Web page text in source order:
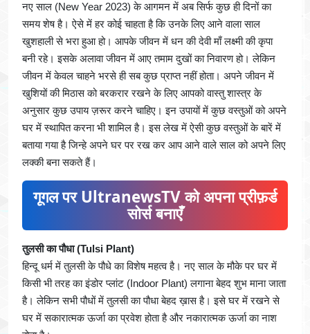
नए साल (New Year 2023) के आगमन में अब सिर्फ कुछ ही दिनों का
समय शेष है। ऐसे में हर कोई चाहता है कि उनके लिए आने वाला साल
खुशहाली से भरा हुआ हो। आपके जीवन में धन की देवी माँ लक्ष्मी की कृपा
बनी रहे। इसके अलावा जीवन में आए तमाम दुखों का निवारण हो। लेकिन
जीवन में केवल चाहने भरसे ही सब कुछ प्राप्त नहीं होता। अपने जीवन में
खुशियों की मिठास को बरकरार रखने के लिए आपको वास्तु शास्त्र के
अनुसार कुछ उपाय ज़रूर करने चाहिए। इन उपायों में कुछ वस्तुओं को अपने
घर में स्थापित करना भी शामिल है। इस लेख में ऐसी कुछ वस्तुओं के बारें में
बताया गया है जिन्हे अपने घर पर रख कर आप आने वाले साल को अपने लिए
लक्की बना सकते हैं।
गूगल पर UltranewsTV को अपना प्रीफ़र्ड
सोर्स बनाएँ
तुलसी का पौधा (Tulsi Plant)
हिन्दू धर्म में तुलसी के पौधे का विशेष महत्व है। नए साल के मौके पर घर में
किसी भी तरह का इंडोर प्लांट (Indoor Plant) लगाना बेहद शुभ माना जाता
है। लेकिन सभी पौधों में तुलसी का पौधा बेहद ख़ास है। इसे घर में रखने से
घर में सकारात्मक ऊर्जा का प्रवेश होता है और नकारात्मक ऊर्जा का नाश